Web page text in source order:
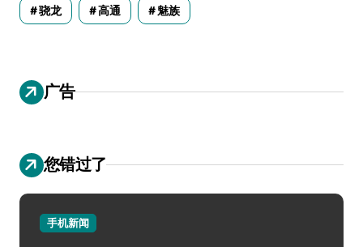
骁龙 高通 魅族
广告
您错过了
手机新闻